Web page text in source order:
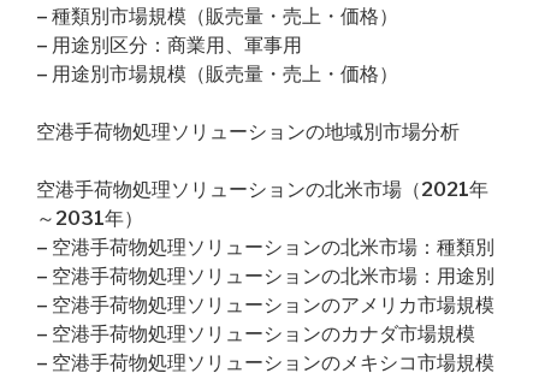
– 種類別市場規模（販売量・売上・価格）
– 用途別区分：商業用、軍事用
– 用途別市場規模（販売量・売上・価格）
空港手荷物処理ソリューションの地域別市場分析
空港手荷物処理ソリューションの北米市場（2021年
～2031年）
– 空港手荷物処理ソリューションの北米市場：種類別
– 空港手荷物処理ソリューションの北米市場：用途別
– 空港手荷物処理ソリューションのアメリカ市場規模
– 空港手荷物処理ソリューションのカナダ市場規模
– 空港手荷物処理ソリューションのメキシコ市場規模